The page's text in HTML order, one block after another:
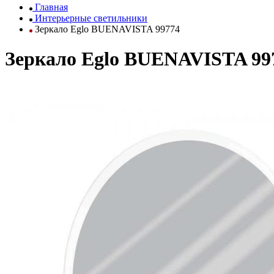
Главная
Интерьерные светильники
Зеркало Eglo BUENAVISTA 99774
Зеркало Eglo BUENAVISTA